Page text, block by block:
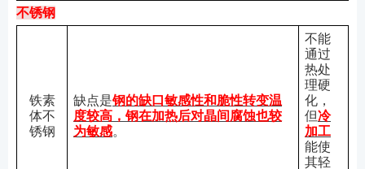
不锈钢
铁素
体不
锈钢
缺点是钢的缺口敏感性和脆性转变温
度较高，钢在加热后对晶间腐蚀也较
为敏感。
不能
通过
热处
理硬
化，
但冷
加工
能使
其轻